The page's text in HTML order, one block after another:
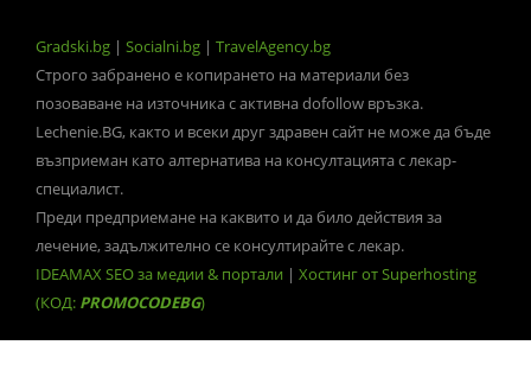
Gradski.bg | Socialni.bg | TravelAgency.bg
Строго забранено е копирането на материали без
позоваване на източника с активна dofollow връзка.
Lechenie.BG, както и всеки друг здравен сайт не може да бъде
възприеман като алтернатива на консултацията с лекар-
специалист.
Преди предприемане на каквито и да било действия за
лечение, задължително се консултирайте с лекар.
IDEAMAX SEO за медии & портали | Хостинг от Superhosting
(КОД: PROMOCODEBG)